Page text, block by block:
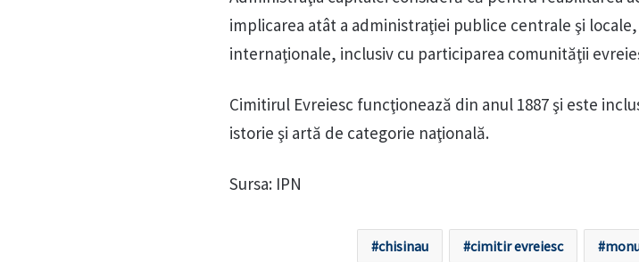
implicarea atât a administraţiei publice centrale şi
internaţionale, inclusiv cu participarea comunităţii
Cimitirul Evreiesc funcţionează din anul 1887 şi este
istorie şi artă de categorie naţională.
Sursa: IPN
chisinau cimitir evreiesc